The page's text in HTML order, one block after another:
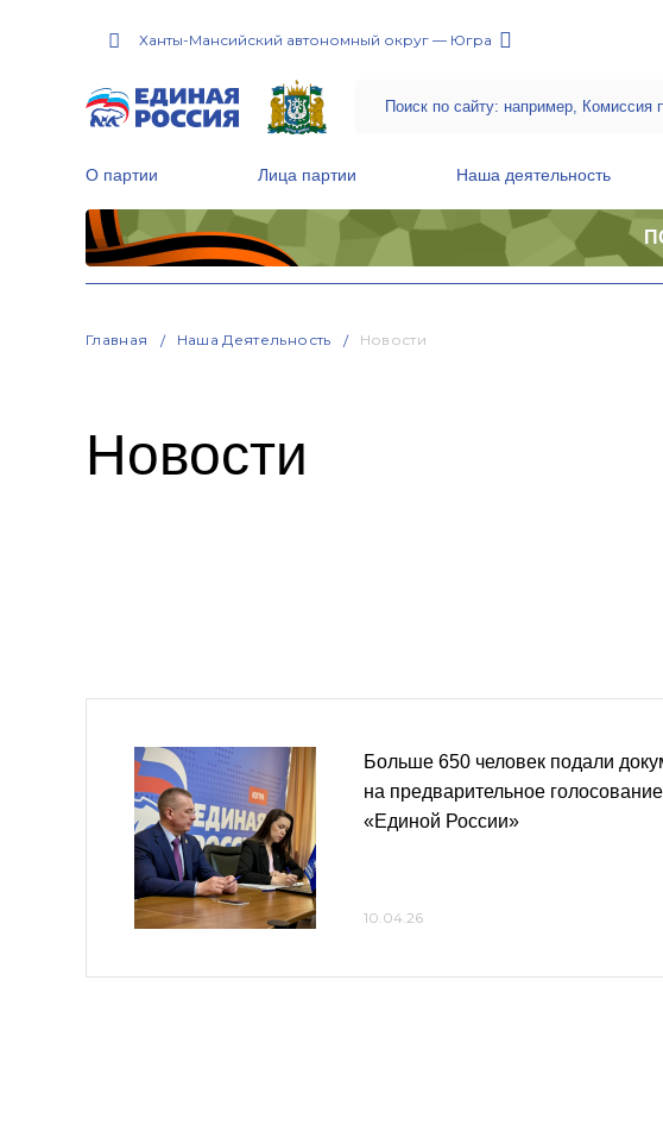
Ханты-Мансийский автономный округ — Югра
О партии Лица партии Наша деятельность
Главная Наша Деятельность Новости
Новости
Больше 650 человек подали
на предварительное голосование
«Единой России»
10.04.26